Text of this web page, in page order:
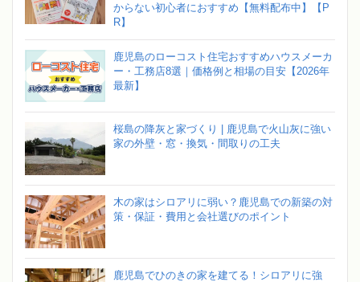
からない初心者におすすめ【無料配布中】【P
R】
鹿児島のローコスト住宅おすすめハウスメーカ
ー・工務店8選｜価格例と相場の目安【2026年
最新】
桜島の降灰と家づくり | 鹿児島で火山灰に強い
家の外壁・窓・換気・間取りの工夫
木の家はシロアリに弱い？鹿児島での新築の対
策・保証・費用と会社選びのポイント
鹿児島でひのきの家を建てる！シロアリに強